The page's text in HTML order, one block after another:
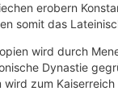
erobern
somit das
wird durch
Dynastie
wird zum Kaiserreich